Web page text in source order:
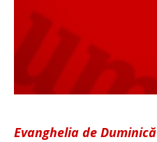
Evanghelia de Duminică